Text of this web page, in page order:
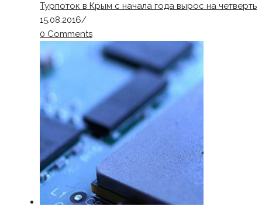
Турпоток в Крым с начала года вырос на четверть
15.08.2016/
0 Comments